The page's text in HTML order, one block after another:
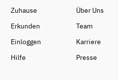
Zuhause
Erkunden
Einloggen
Hilfe
Über Uns
Team
Karriere
Presse